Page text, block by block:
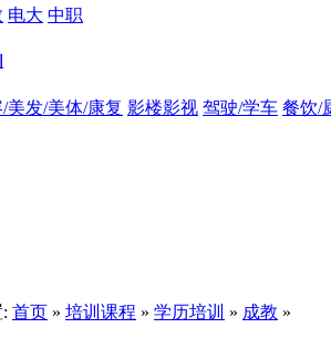
电大 中职
美发/美体/康复 影楼影视 驾驶/学车 餐饮/
首页 » 培训课程 » 学历培训 » 成教 »